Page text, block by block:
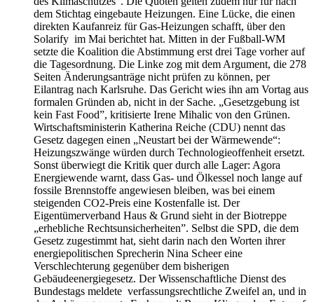
dem Stichtag eingebaute Heizungen. Eine Lücke, die einen
direkten Kaufanreiz für Gas-Heizungen schafft, über den
Solarify im Mai berichtet hat. Mitten in der Fußball-WM
setzte die Koalition die Abstimmung erst drei Tage vorher auf
die Tagesordnung. Die Linke zog mit dem Argument, die 278
Seiten Änderungsanträge nicht prüfen zu können, per
Eilantrag nach Karlsruhe. Das Gericht wies ihn am Vortag aus
formalen Gründen ab, nicht in der Sache. „Gesetzgebung ist
kein Fast Food”, kritisierte Irene Mihalic von den Grünen.
Wirtschaftsministerin Katherina Reiche (CDU) nennt das
Gesetz dagegen einen „Neustart bei der Wärmewende“:
Heizungszwänge würden durch Technologieoffenheit ersetzt.
Sonst überwiegt die Kritik quer durch alle Lager: Agora
Energiewende warnt, dass Gas- und Ölkessel noch lange auf
fossile Brennstoffe angewiesen bleiben, was bei einem
steigenden CO2-Preis eine Kostenfalle ist. Der
Eigentümerverband Haus & Grund sieht in der Biotreppe
„erhebliche Rechtsunsicherheiten”. Selbst die SPD, die dem
Gesetz zugestimmt hat, sieht darin nach den Worten ihrer
energiepolitischen Sprecherin Nina Scheer eine
Verschlechterung gegenüber dem bisherigen
Gebäudeenergiegesetz. Der Wissenschaftliche Dienst des
Bundestags meldete verfassungsrechtliche Zweifel an, und in